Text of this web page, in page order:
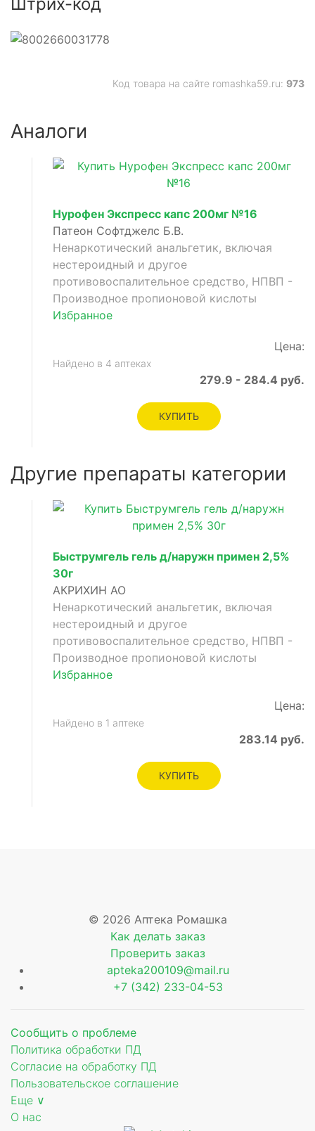
Код товара на сайте romashka59.ru: 973
Аналоги
Нурофен Экспресс капс 200мг №16
Патеон Софтджелс Б.В.
Ненаркотический анальгетик, включая
нестероидный и другое
противовоспалительное средство, НПВП -
Производное пропионовой кислоты
Избранное
Цена:
Найдено в 4 аптеках
279.9 - 284.4 руб.
КУПИТЬ
Другие препараты категории
Быструмгель гель д/наружн примен 2,5%
30г
АКРИХИН АО
Ненаркотический анальгетик, включая
нестероидный и другое
противовоспалительное средство, НПВП -
Производное пропионовой кислоты
Избранное
Цена:
Найдено в 1 аптеке
283.14 руб.
КУПИТЬ
© 2026 Аптека Ромашка
Как делать заказ
Проверить заказ
apteka200109@mail.ru
+7 (342) 233-04-53
Сообщить о проблеме
Политика обработки ПД
Согласие на обработку ПД
Пользовательское соглашение
Еще ∨
О нас